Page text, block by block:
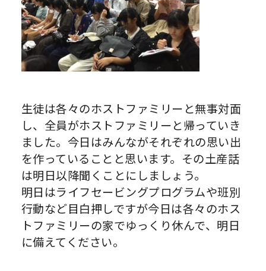
生徒は各々のホストファミリーと無事対面
し、全員がホストファミリーと帰っていき
ました。今日はみんながそれぞれの思い出
を作っていることと思います。その土産話
は明日以降聞くことにしましょう。
明日はライフセービングプログラムや班別
行動など目白押しですが今日は各々のホス
トファミリーの家でゆっくり休んで、明日
に備えてください。